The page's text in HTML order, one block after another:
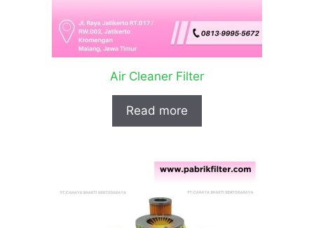
Air Cleaner Filter
Read more